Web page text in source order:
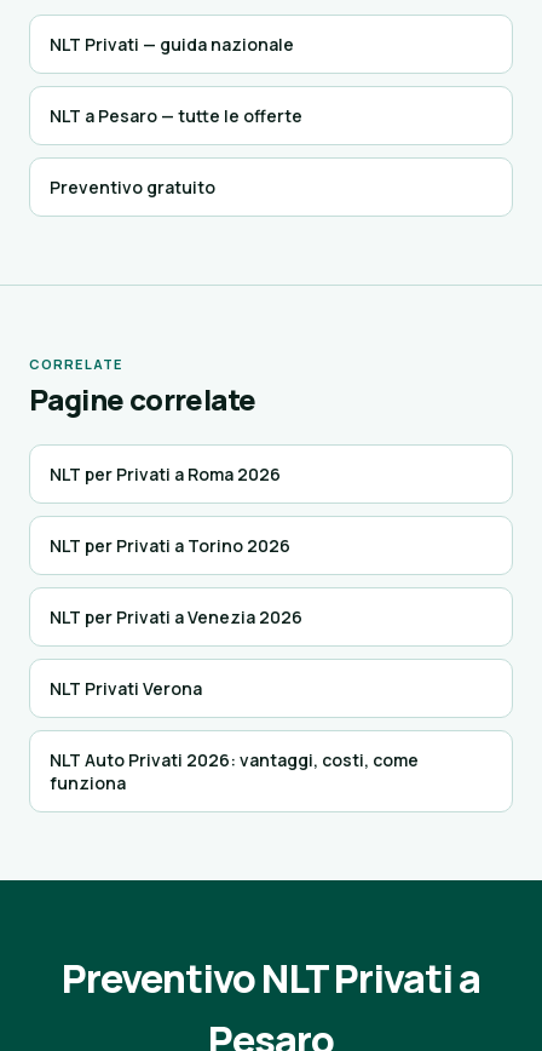
NLT Privati — guida nazionale
NLT a Pesaro — tutte le offerte
Preventivo gratuito
CORRELATE
Pagine correlate
NLT per Privati a Roma 2026
NLT per Privati a Torino 2026
NLT per Privati a Venezia 2026
NLT Privati Verona
NLT Auto Privati 2026: vantaggi, costi, come
funziona
Preventivo NLT Privati a
Pesaro